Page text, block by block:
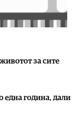
за сите
една година, дали